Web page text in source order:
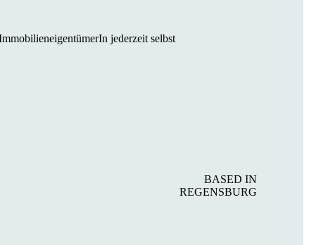
jederzeit selbst
BASED IN
REGENSBURG